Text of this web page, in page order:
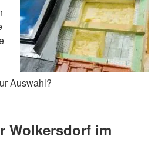
Auswahl?
Wolkersdorf im